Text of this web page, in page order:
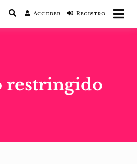
Marca de Odín
La saga literaria transmedia que fusiona
con mitología nórdica y
Acceder Registro
restringido